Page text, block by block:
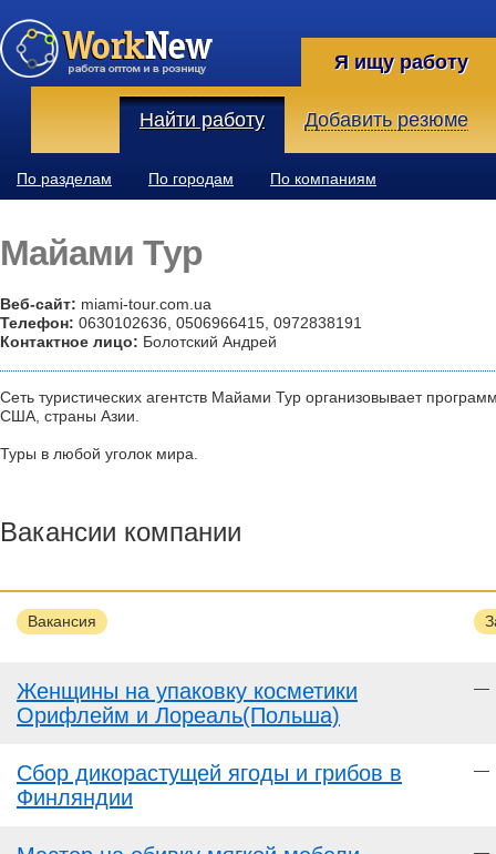
Я ищу работу
Найти работу Добавить резюме
По разделам По городам По компаниям
Майами Тур
Веб-сайт: miami-tour.com.ua
Телефон: 0630102636, 0506966415, 0972838191
Контактное лицо: Болотский Андрей
Сеть туристических агентств Майами Тур организовывает
США, страны Азии.
Туры в любой уголок мира.
Вакансии компании
Вакансия
Женщины на упаковку косметики
Орифлейм и Лореаль(Польша)
—
Сбор дикорастущей ягоды и грибов в
Финляндии
—